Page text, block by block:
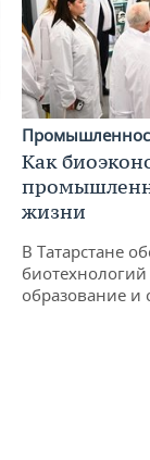
Как
жизни
В Татарстане
образование и